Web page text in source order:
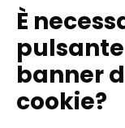
È
banner
cookie?